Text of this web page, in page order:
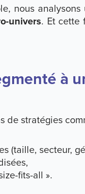
nous
univers. Et cette
à
de stratégies
(taille, secteur,
fits-all ».